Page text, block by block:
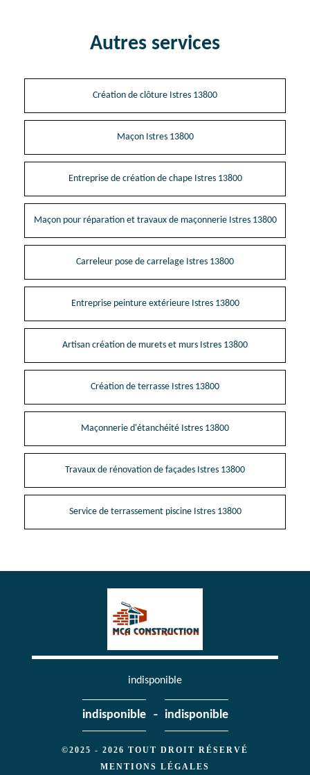
Autres services
Création de clôture Istres 13800
Maçon Istres 13800
Entreprise de création de chape Istres 13800
Maçon pour réparation et travaux de maçonnerie Istres 13800
Carreleur pose de carrelage Istres 13800
Entreprise peinture extérieure Istres 13800
Artisan création de murets et murs Istres 13800
Création de terrasse Istres 13800
Maçonnerie d'étanchéité Istres 13800
Travaux de rénovation de façades Istres 13800
Service de terrassement piscine Istres 13800
indisponible
indisponible - indisponible
©2025 - 2026 TOUT DROIT RÉSERVÉ
MENTIONS LÉGALES